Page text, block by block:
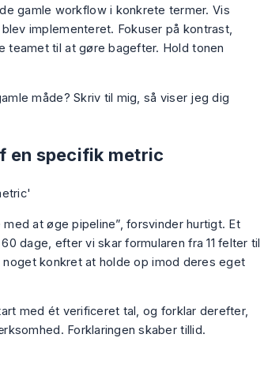
gamle workflow i konkrete termer. Vis
implementeret. Fokuser på kontrast,
teamet til at gøre bagefter. Hold tonen
måde? Skriv til mig, så viser jeg dig
en specifik metric
at øge pipeline”, forsvinder hurtigt. Et
dage, efter vi skar formularen fra 11 felter til
konkret at holde op imod deres eget
med ét verificeret tal, og forklar derefter,
Forklaringen skaber tillid.